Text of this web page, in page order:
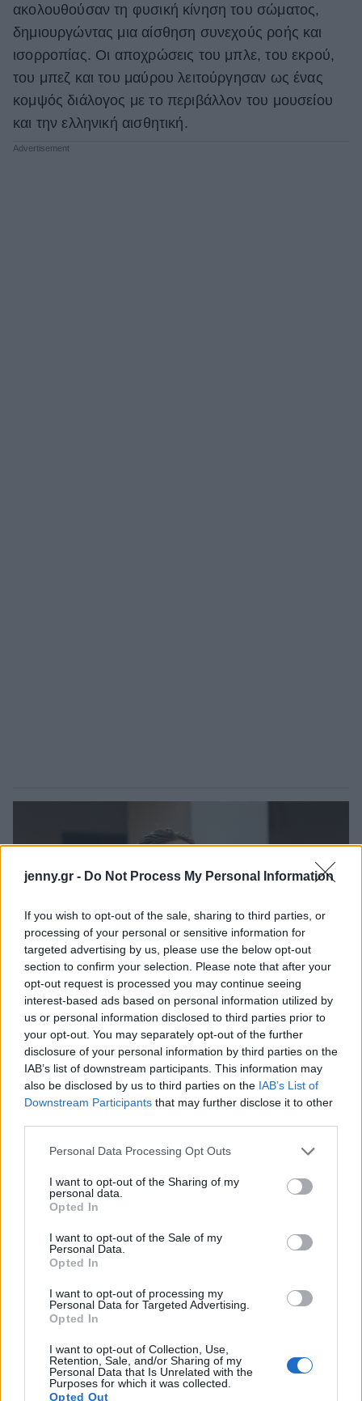
jenny.gr - Do Not Process My Personal Information
If you wish to opt-out of the sale, sharing to third parties, or
processing of your personal or sensitive information for
targeted advertising by us, please use the below opt-out
section to confirm your selection. Please note that after your
opt-out request is processed you may continue seeing
interest-based ads based on personal information utilized by
us or personal information disclosed to third parties prior to
your opt-out. You may separately opt-out of the further
disclosure of your personal information by third parties on the
IAB’s list of downstream participants. This information may
also be disclosed by us to third parties on the IAB’s List of
Downstream Participants that may further disclose it to other
Please note that this website/app uses one or more Google
not limited to your visit or usage behaviour. You may click to
grant or deny consent to Google and its third-party tags to
use your data for below specified purposes in below Google
consent section.
Personal Data Processing Opt Outs
I want to opt-out of the Sharing of my
personal data.
Opted In
I want to opt-out of the Sale of my
Personal Data.
Opted In
I want to opt-out of processing my
Personal Data for Targeted Advertising.
Opted In
I want to opt-out of Collection, Use,
Retention, Sale, and/or Sharing of my
Personal Data that Is Unrelated with the
Purposes for which it was collected.
Opted Out
ακολουθούσαν τη φυσική κίνηση του σώματος,
δημιουργώντας μια αίσθηση συνεχούς ροής και
ισορροπίας. Οι αποχρώσεις του μπλε, του εκρού,
του μπεζ και του μαύρου λειτούργησαν ως ένας
κομψός διάλογος με το περιβάλλον του μουσείου
και την ελληνική αισθητική.
Stelios Koudounaris © Τζίνα Σκανδάμη
Στέλιος Κουδουνάρηςπαρουσίασε μια συλλογή
εμπνευσμένη από το μεσογειακό καλοκαίρι, το φως
και τα χρώματα του ηλιοβασιλέματος. Αέρινα